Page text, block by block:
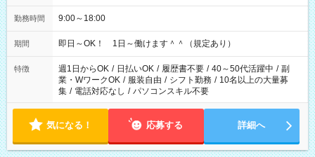
勤務時間 9:00～18:00
期間 即日～OK！ 1日～働けます＾＾（規定あり）
特徴 週1日からOK / 日払いOK / 履歴書不要 / 40～50代活躍中 / 副
業・WワークOK / 服装自由 / シフト勤務 / 10名以上の大量募
集 / 電話対応なし / パソコンスキル不要
気になる！ 応募する 詳細へ